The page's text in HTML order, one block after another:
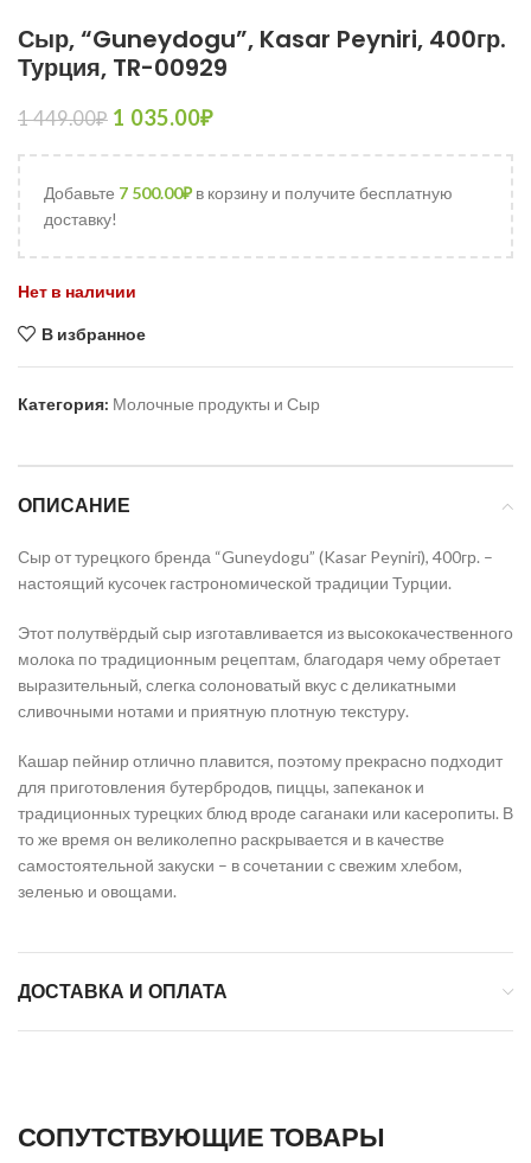
Сыр, “Guneydogu”, Kasar Peyniri, 400гр.
Турция, TR-00929
1 449.00₽ 1 035.00₽
Добавьте 7 500.00₽в корзину и получите бесплатную
доставку!
Нет в наличии
В избранное
Категория: Молочные продукты и Сыр
ОПИСАНИЕ
Сыр от турецкого бренда “Guneydogu” (Kasar Peyniri), 400гр. –
настоящий кусочек гастрономической традиции Турции.
Этот полутвёрдый сыр изготавливается из высококачественного
молока по традиционным рецептам, благодаря чему обретает
выразительный, слегка солоноватый вкус с деликатными
сливочными нотами и приятную плотную текстуру.
Кашар пейнир отлично плавится, поэтому прекрасно подходит
для приготовления бутербродов, пиццы, запеканок и
традиционных турецких блюд вроде саганаки или касеропиты. В
то же время он великолепно раскрывается и в качестве
самостоятельной закуски – в сочетании с свежим хлебом,
зеленью и овощами.
ДОСТАВКА И ОПЛАТА
СОПУТСТВУЮЩИЕ ТОВАРЫ